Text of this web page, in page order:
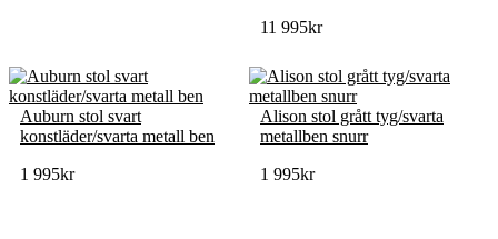
11 995kr
Auburn stol svart
konstläder/svarta metall ben
1 995kr
Alison stol grått tyg/svarta
metallben snurr
1 995kr